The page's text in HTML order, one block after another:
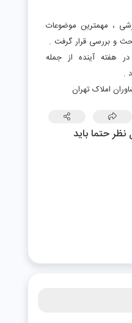
، مهمترین موضوعات
و بررسی قرار گرفت .
هفته آینده از جمله
.
املاک تهران
نظر حتما باید